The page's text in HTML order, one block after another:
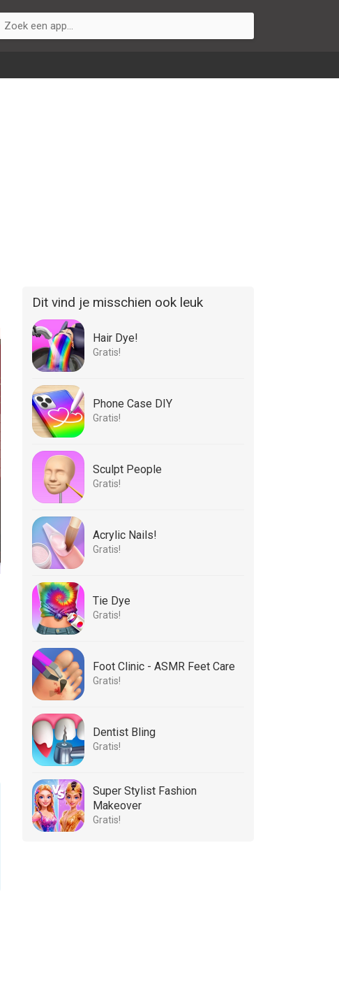
Dit vind je misschien ook leuk
Hair Dye!
Gratis!
Phone Case DIY
Gratis!
Sculpt People
Gratis!
Acrylic Nails!
Gratis!
Tie Dye
Gratis!
Foot Clinic - ASMR Feet Care
Gratis!
Dentist Bling
Gratis!
Super Stylist Fashion
Makeover
Gratis!